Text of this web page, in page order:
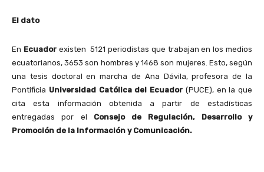
El dato
En Ecuadorexisten 5121 periodistas que trabajan en los medios
ecuatorianos, 3653 son hombres y 1468 son mujeres. Esto, según
una tesis doctoral en marcha de Ana Dávila, profesora de la
Pontificia Universidad Católica del Ecuador (PUCE), en la que
cita esta información obtenida a partir de estadísticas
entregadas por el Consejo de Regulación, Desarrollo y
Promoción de la Información y Comunicación.